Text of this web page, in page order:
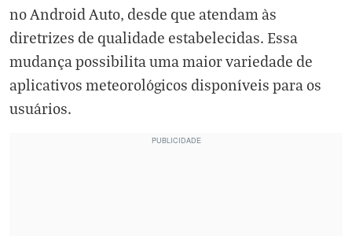
no Android Auto, desde que atendam às
diretrizes de qualidade estabelecidas. Essa
mudança possibilita uma maior variedade de
aplicativos meteorológicos disponíveis para os
usuários.